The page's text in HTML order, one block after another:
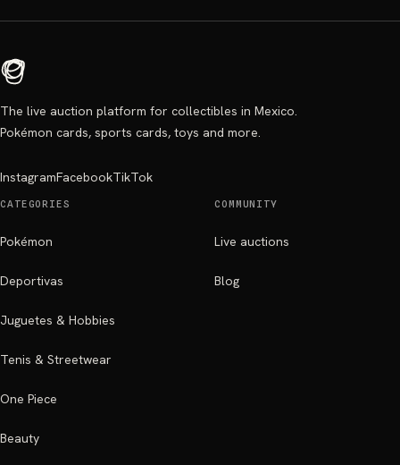
The live auction platform for collectibles in Mexico.
Pokémon cards, sports cards, toys and more.
InstagramFacebookTikTok
CATEGORIES
Pokémon
Deportivas
Juguetes & Hobbies
Tenis & Streetwear
One Piece
Beauty
COMMUNITY
Live auctions
Blog